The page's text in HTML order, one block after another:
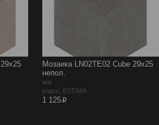
Мозаика LN02TE02 Cube 29x25
непол.
мм
класс, ESTIMA
1 125p